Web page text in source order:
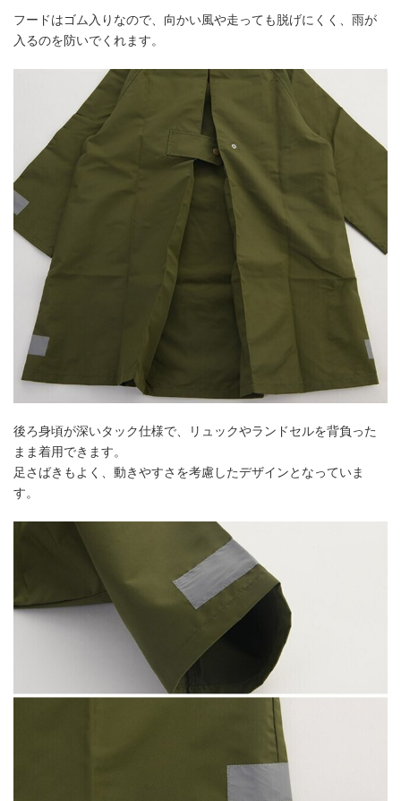
フードはゴム入りなので、向かい風や走っても脱げにくく、雨が
入るのを防いでくれます。
後ろ身頃が深いタック仕様で、リュックやランドセルを背負った
まま着用できます。
足さばきもよく、動きやすさを考慮したデザインとなっていま
す。